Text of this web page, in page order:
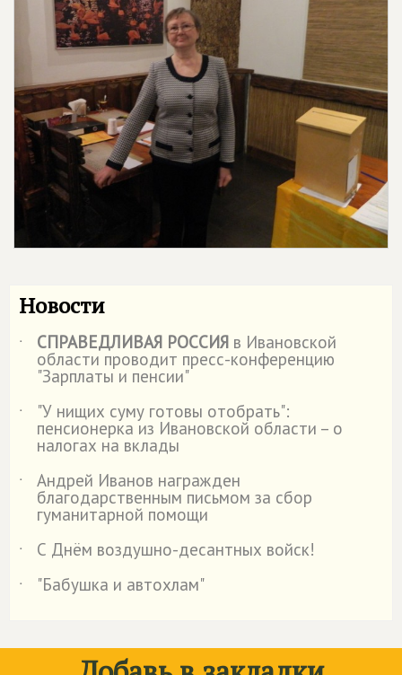
Новости
˙ СПРАВЕДЛИВАЯ РОССИЯ в Ивановской
области проводит пресс-конференцию
"Зарплаты и пенсии"
˙
"У нищих суму готовы отобрать":
пенсионерка из Ивановской области – о
налогах на вклады
˙
Андрей Иванов награжден
благодарственным письмом за сбор
гуманитарной помощи
˙
С Днём воздушно-десантных войск!
˙
"Бабушка и автохлам"